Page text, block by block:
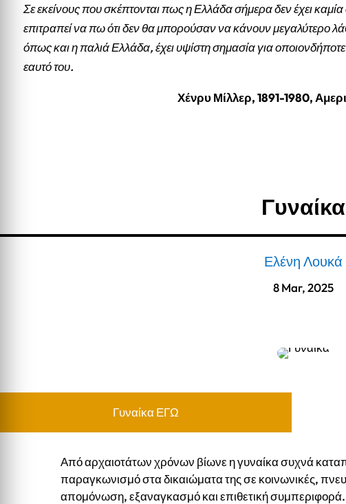
Σε εκείνους που σκέπτονται πως η Ελλάδα σήμερα δεν έχει
επιτραπεί να πω ότι δεν θα μπορούσαν να κάνουν μεγαλύτερο
όπως και η παλιά Ελλάδα, έχει υψίστη σημασία για
εαυτό του.
Χένρυ Μίλλερ, 1891-1980,
Γυναίκα
Ελένη Λουκά
8 Mar, 2025
Γυναίκα ΕΓΩ
Από αρχαιοτάτων χρόνων βίωνε η γυναίκα συχνά
παραγκωνισμό στα δικαιώματα της σε κοινωνικές,
απομόνωση, εξαναγκασμό και επιθετική συμπεριφορά.